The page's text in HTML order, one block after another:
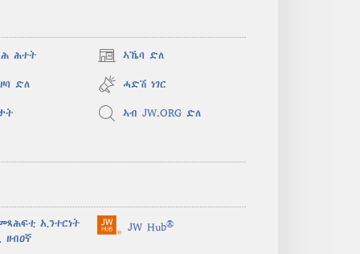
ሕተት ኣኼባ ድለ
(opens
new
window)
ድለ ሓድሽ ነገር
ኣብ JW.ORG ድለ
ኢንተርነት
ዘብዐኛ
JW Hub®
(opens